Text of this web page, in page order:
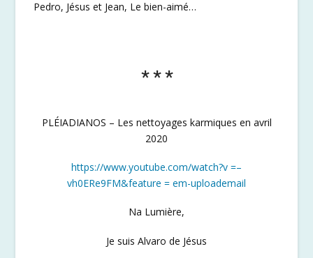
Pedro, Jésus et Jean, Le bien-aimé…
***
PLÉIADIANOS – Les nettoyages karmiques en avril
2020
https://www.youtube.com/watch?v =–
vh0ERe9FM&feature = em-uploademail
Na Lumière,
Je suis Alvaro de Jésus